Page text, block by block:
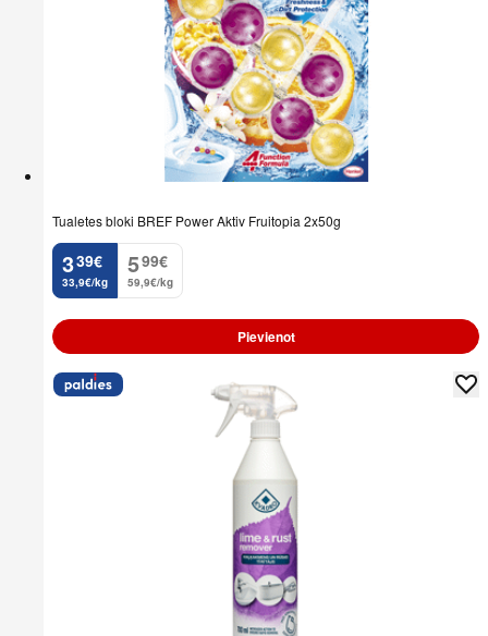
Tualetes bloki BREF Power Aktiv Fruitopia 2x50g
3
. 39€
33,9€/kg
5
. 99€
59,9€/kg
Pievienot